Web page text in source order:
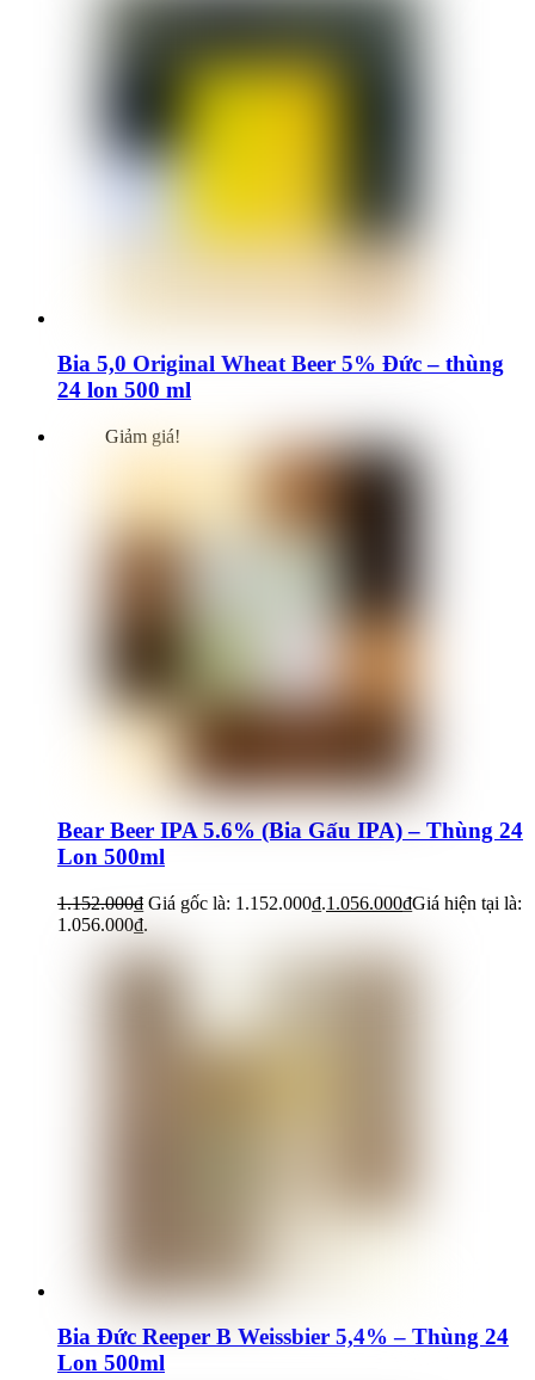
Bia 5,0 Original Wheat Beer 5% Đức – thùng
24 lon 500 ml
Giảm giá!
Bear Beer IPA 5.6% (Bia Gấu IPA) – Thùng 24
Lon 500ml
1.152.000₫ Giá gốc là: 1.152.000₫.1.056.000₫Giá hiện tại là:
1.056.000₫.
Bia Đức Reeper B Weissbier 5,4% – Thùng 24
Lon 500ml